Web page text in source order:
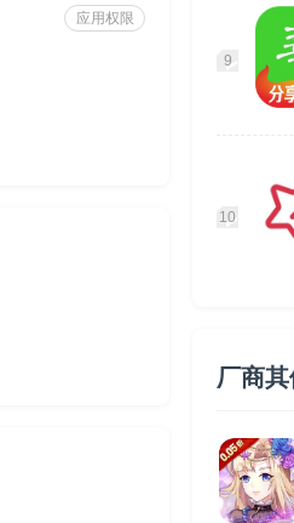
应用权限
9
10
厂商其